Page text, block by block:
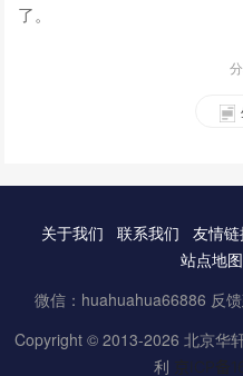
了。
关于我们 联系我们 友情
站点地图
微信：huahuahua66886 反
Copyright © 2013-2026 北京华
利 京ICP备